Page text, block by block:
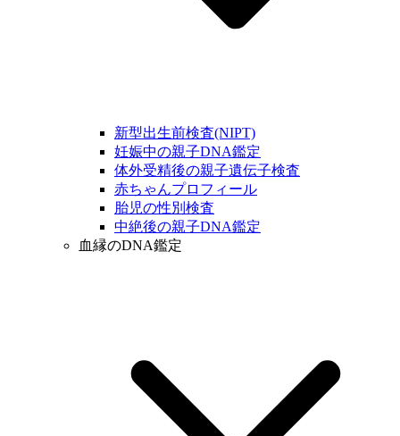
新型出生前検査(NIPT)
妊娠中の親子DNA鑑定
体外受精後の親子遺伝子検査
赤ちゃんプロフィール
胎児の性別検査
中絶後の親子DNA鑑定
血縁のDNA鑑定